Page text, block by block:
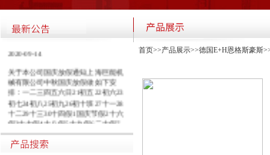
·关于本公司国庆放假通知
械有限公司中秋国庆放假做如下安
排：一二三四五六日21初五22初六23
初七24初八25初九26初十班27十一28
十二29十三30十四假1国庆节假2十六
假3十七假4十八假5十九假6二十假7
廿一假8廿二9廿三班10廿四11廿五10
月1日~8日放假调休，共8天。9月27
日（星期日）、10月10日（星期六）
首页>>产品展示>>德国E+H恩格斯豪斯